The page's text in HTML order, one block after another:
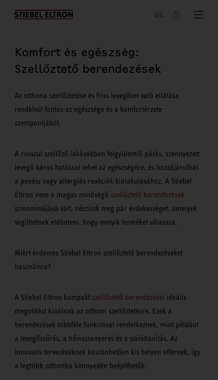
Hírek
Komfort és egészség:
Szellőztető berendezések
Az otthona szellőztetése és friss levegővel való ellátása
rendkívül fontos az egészsége és a komfortérzete
szempontjából.
A rosszul szellőző lakásokban felgyülemlő párás, szennyezett
levegő káros hatással lehet az egészségére, és hozzájárulhat
a penész vagy allergiás reakciók kialakulásához. A Stiebel
Eltron neve a magas minőségű szellőztető berendezések
szinonimájává vált, nézzünk meg pár érdekességet, amelyek
segíthetnek eldönteni, hogy melyik terméket válassza.
Miért érdemes Stiebel Eltron szellőztető berendezéseket
használnia?
A Stiebel Eltron kompakt szellőztető berendezései ideális
megoldást kínálnak az otthoni szellőztetésre. Ezek a
berendezések többféle funkcióval rendelkeznek, mint például
a levegőszűrés, a hővisszanyerés és a párátlanítás. Az
innovatív tervezésüknek köszönhetően kis helyen elférnek, így
a legtöbb otthonba könnyedén beépíthetők.